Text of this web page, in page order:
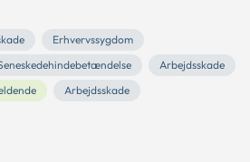
Erhvervssygdom
Arbejdsskade
Arbejdsskade